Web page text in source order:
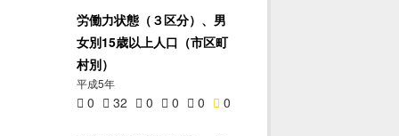
労働力状態（３区分）、男
女別15歳以上人口（市区町
村別）
平成5年
0 32 0 0 0 0